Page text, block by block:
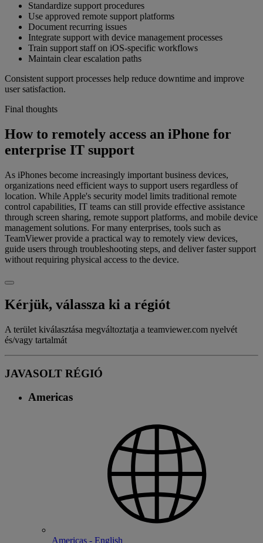
Standardize support procedures
Use approved remote support platforms
Document recurring issues
Integrate support with device management processes
Train support staff on iOS-specific workflows
Maintain clear escalation paths
Consistent support processes help reduce downtime and improve
user satisfaction.
Final thoughts
How to remotely access an iPhone for
enterprise IT support
As iPhones become increasingly important business devices,
organizations need efficient ways to support users regardless of
location. While Apple's security model limits traditional remote
control capabilities, IT teams can still provide effective assistance
through screen sharing, remote support platforms, and mobile device
management solutions. For many enterprises, tools such as
TeamViewer provide a practical way to remotely view devices,
guide users through troubleshooting steps, and deliver faster support
without requiring physical access to the device.
Kérjük, válassza ki a régiót
A terület kiválasztása megváltoztatja a teamviewer.com nyelvét
és/vagy tartalmát
JAVASOLT RÉGIÓ
Americas
Americas - English